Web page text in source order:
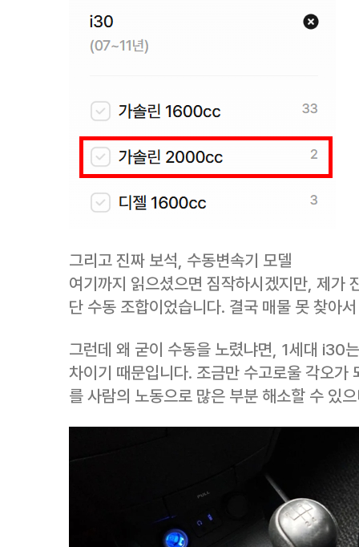
그리고 진짜 보석, 수동변속기 모델
여기까지 읽으셨으면 짐작하시겠지만, 제가
단 수동 조합이었습니다. 결국 매물 못 찾아
그런데 왜 굳이 수동을 노렸냐면, 1세대 i30
차이기 때문입니다. 조금만 수고로울 각오가
를 사람의 노동으로 많은 부분 해소할 수 있